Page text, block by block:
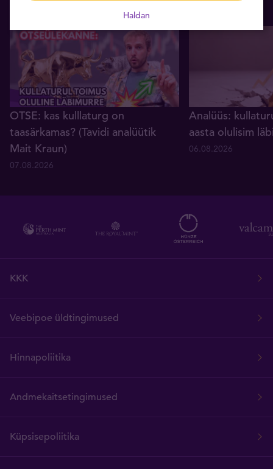
OTSE: kas kulllaturg on
taasärkamas? (Tavidi analüütik
Mait Kraun)
07.08.2026
Analüüs:
aasta olulisim
06.08.2026
KKK
Veebipoe üldtingimused
Hinnapoliitika
Andmekaitsetingimused
Küpsisepoliitika
Haldan